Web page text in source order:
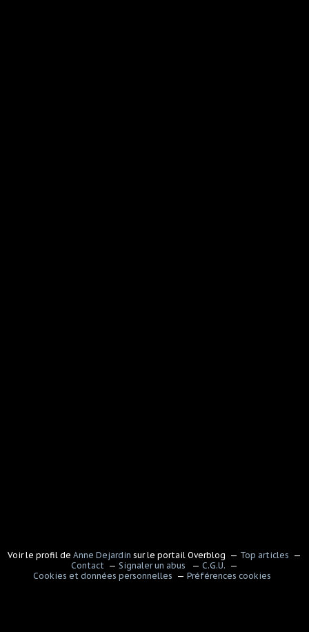
Voir le profil de Anne Dejardin sur le portail Overblog
Top articles
Contact
Signaler un abus
C.G.U.
Cookies et données personnelles
Préférences cookies